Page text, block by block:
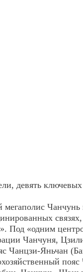
девять ключевых
мегаполис Чанчунь
связях,
Под «одним
Чанчуня,
Чанцзи-Яньчан
пояс